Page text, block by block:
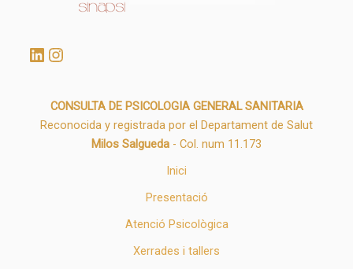
CONSULTA DE PSICOLOGIA GENERAL SANITARIA
Reconocida y registrada por el Departament de Salut
Milos Salgueda - Col. num 11.173
Inici
Presentació
Atenció Psicològica
Xerrades i tallers